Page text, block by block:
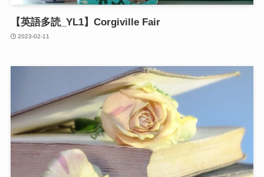
【英語多読_YL1】Corgiville Fair
2023-02-11